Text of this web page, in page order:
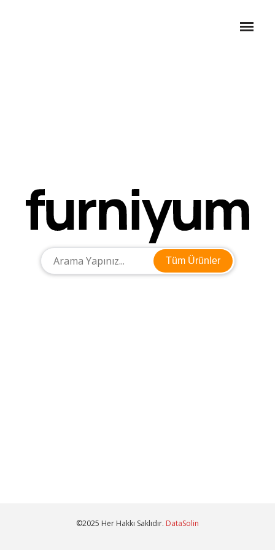
Tüm Ürünler
©2025 Her Hakkı Saklıdır. DataSolin